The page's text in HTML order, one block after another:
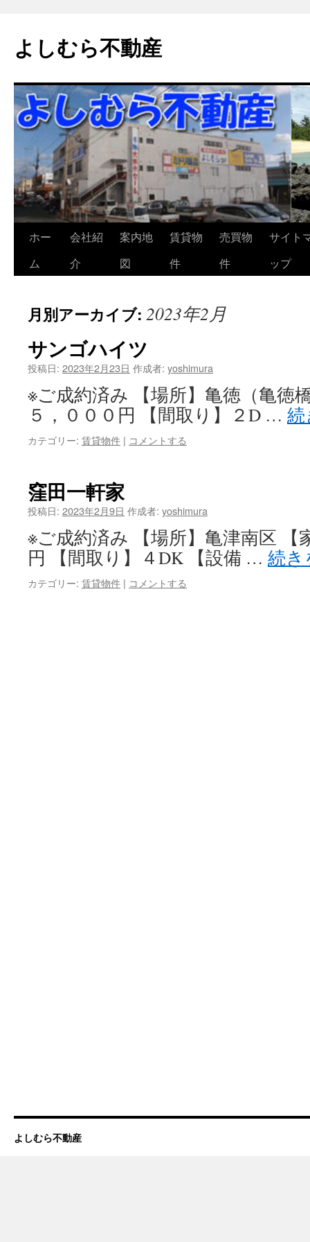
よしむら不動産
へ
ス
ッ
ホー
ム
会社紹
介
案内地
図
賃貸物
件
売買物
件
サイト
ップ
月別アーカイブ: 2023年2月
サンゴハイツ
投稿日: 2023年2月23日 作成者: yoshimura
※ご成約済み 【場所】亀徳（亀徳
５，０００円 【間取り】２D …
カテゴリー: 賃貸物件 | コメントする
窪田一軒家
投稿日: 2023年2月9日 作成者: yoshimura
※ご成約済み 【場所】亀津南区 【
円 【間取り】４DK 【設備 … 続
カテゴリー: 賃貸物件 | コメントする
よしむら不動産